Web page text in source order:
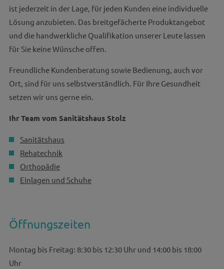
ist jederzeit in der Lage, für jeden Kunden eine individuelle
Lösung anzubieten. Das breitgefächerte Produktangebot
und die handwerkliche Qualifikation unserer Leute lassen
für Sie keine Wünsche offen.
Freundliche Kundenberatung sowie Bedienung, auch vor
Ort, sind für uns selbstverständlich. Für Ihre Gesundheit
setzen wir uns gerne ein.
Ihr Team vom Sanitätshaus Stolz
Sanitätshaus
Rehatechnik
Orthopädie
Einlagen und Schuhe
Öffnungszeiten
Montag bis Freitag: 8:30 bis 12:30 Uhr und 14:00 bis 18:00
Uhr